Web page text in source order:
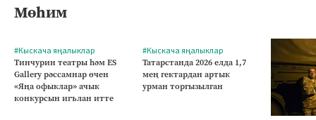
Мөһим
#Кыскача яңалыклар
Тинчурин театры һәм ES
Gallery рәссамнар өчен
«Яңа офыклар» ачык
конкурсын игълан итте
#Кыскача яңалыклар
Татарстанда 2026 елда 1,7
мең гектардан артык
урман торгызылган